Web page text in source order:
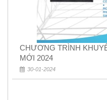
CHƯƠNG TRÌNH
MỚI 2024
30-01-2024